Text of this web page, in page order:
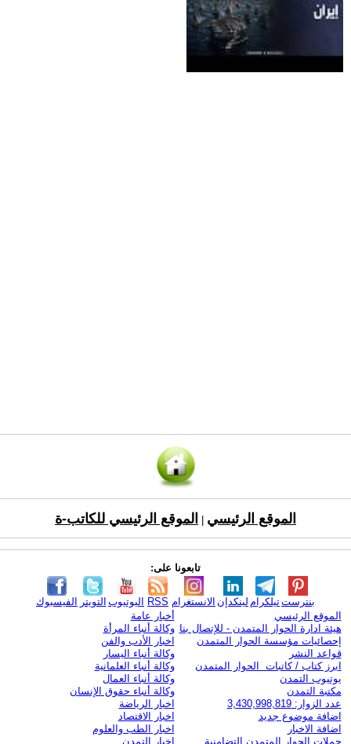
الموقع الرئيسي الموقع الرئيسي للكاتب-ة
تابعونا على:
الفيسبوك التويتر اليوتيوب RSS الانستغرام لينكدإن تيلكرامبنترست
الموقع الرئيسي
هيئة ادارة الحوار المتمدن - للإتصال بنا
إحصائيات مؤسسة الحوار المتمدن
قواعد النشر
ابرز كتاب / كاتبات الحوار المتمدن
يوتيوب التمدن
مكتبة التمدن
عدد الزوار: 3,430,998,819
اضافة موضوع جديد
اضافة الاخبار
حملات الحوار المتمدن التضامنية
أخبار عامة
وكالة أنباء المرأة
اخبار الأدب والفن
وكالة أنباء اليسار
وكالة أنباء العلمانية
وكالة أنباء العمال
وكالة أنباء حقوق الإنسان
اخبار الرياضة
اخبار الاقتصاد
اخبار الطب والعلوم
اخبار التمدن